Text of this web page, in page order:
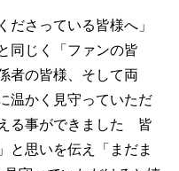
さっている皆様へ」
同じく「ファンの皆
者の皆様、そして両
温かく見守っていただ
る事ができました 皆
と思いを伝え「まだま